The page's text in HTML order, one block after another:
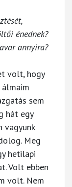
énednek?
annyira?
volt, hogy
sem
hát egy
vagyunk
Meg
hetilapi
Volt ebben
volt. Nem